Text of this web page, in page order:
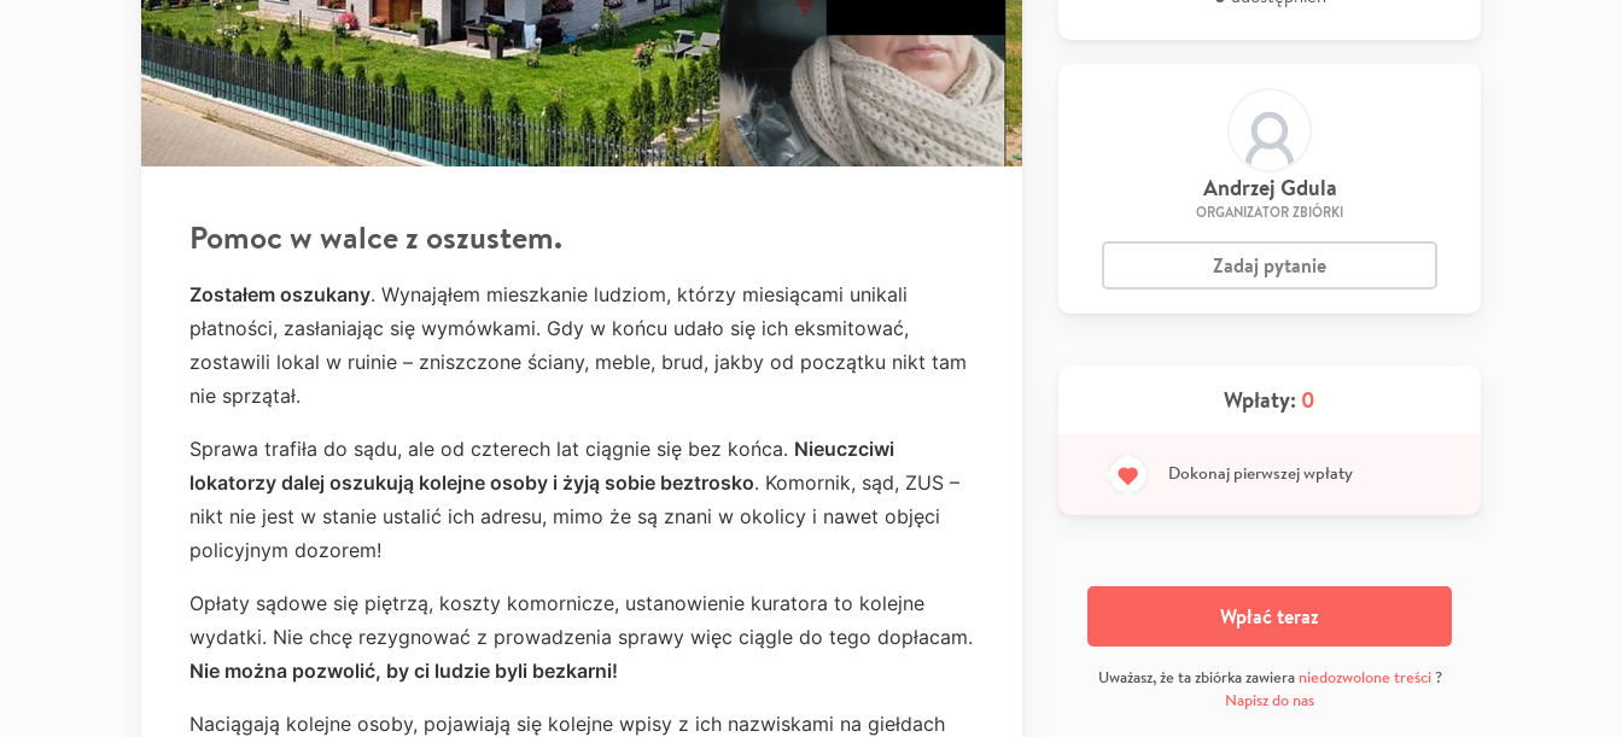
Pomoc w walce z oszustem.
Zostałem oszukany. Wynająłem mieszkanie ludziom, którzy miesiącami unikali
płatności, zasłaniając się wymówkami. Gdy w końcu udało się ich eksmitować,
zostawili lokal w ruinie – zniszczone ściany, meble, brud, jakby od początku nikt tam
nie sprzątał.
Sprawa trafiła do sądu, ale od czterech lat ciągnie się bez końca. Nieuczciwi
lokatorzy dalej oszukują kolejne osoby i żyją sobie beztrosko. Komornik, sąd, ZUS –
nikt nie jest w stanie ustalić ich adresu, mimo że są znani w okolicy i nawet objęci
policyjnym dozorem!
Opłaty sądowe się piętrzą, koszty komornicze, ustanowienie kuratora to kolejne
wydatki. Nie chcę rezygnować z prowadzenia sprawy więc ciągle do tego dopłacam.
Nie można pozwolić, by ci ludzie byli bezkarni!
Naciągają kolejne osoby, pojawiają się kolejne wpisy z ich nazwiskami na giełdach
Andrzej Gdula
ORGANIZATOR ZBIÓRKI
Zadaj pytanie
Wpłaty: 0
Dokonaj pierwszej wpłaty
Wpłać teraz
Uważasz, że ta zbiórka zawiera niedozwolone treści?
Napisz do nas